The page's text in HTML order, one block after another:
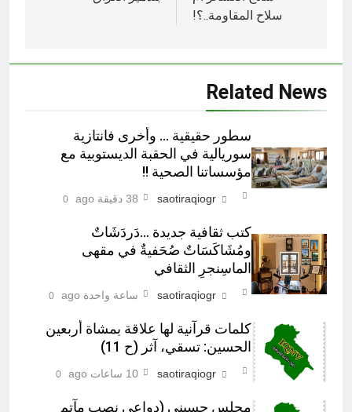
سلاح المقاومة..؟!
Related News
سطور حقيقية … وأخرى فانتازية
سوريالية في الحقبة الديستوبية مع
مؤسساتنا الصحية !!
saotiraqiogr 38 دقيقة ago 0
كتب ثقافية جديدة …دَردَشَاتٌ
ومُشَاكَسَاتٌ صُحَفيةٌ في مقهى
الماسِنجرِ الثقافي
saotiraqiogr ساعة واحدة ago 0
كلمات قرآنية لها علاقة بمشاة أربعين
الحسين: تسقي، آثر (ح 11)
saotiraqiogr 10 ساعات ago 0
مجلس حسيني (دواعي نصب مآتم